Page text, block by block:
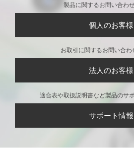
製品に関するお問い合わ
個人のお客様
お取引に関するお問い合わ
法人のお客様
適合表や取扱説明書など製品のサ
サポート情報